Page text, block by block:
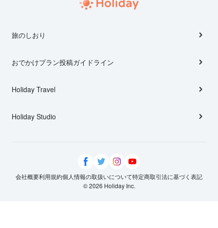
旅のしおり
おでかけプラン投稿ガイドライン
Holiday Travel
Holiday Studio
会社概要利用規約個人情報の取扱いについて特定商取引法に基づく表記
© 2026 Holiday Inc.